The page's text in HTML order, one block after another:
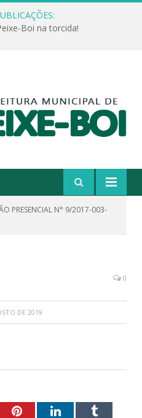
Boi na torcida!
PRESENCIAL N° 9/2017-003-
0
DE 2019
PinterestLinkedInTumblr